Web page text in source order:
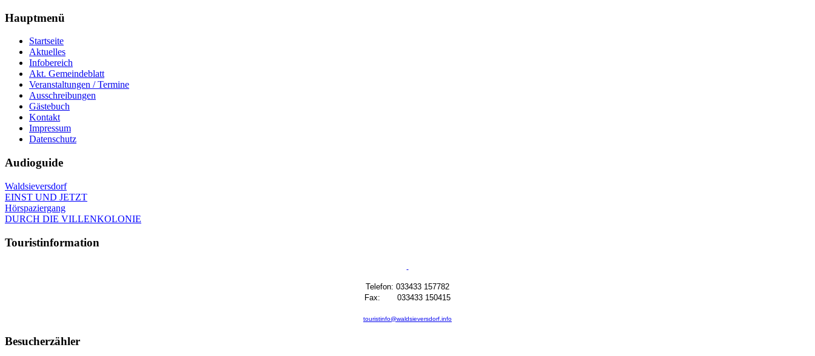
Hauptmenü
Startseite
Aktuelles
Infobereich
Akt. Gemeindeblatt
Veranstaltungen / Termine
Ausschreibungen
Gästebuch
Kontakt
Impressum
Datenschutz
Audioguide
Waldsieversdorf
EINST UND JETZT
Hörspaziergang
DURCH DIE VILLENKOLONIE
Touristinformation
Telefon: 033433 157782
Fax: 033433 150415
touristinfo@waldsieversdorf.info
Besucherzähler